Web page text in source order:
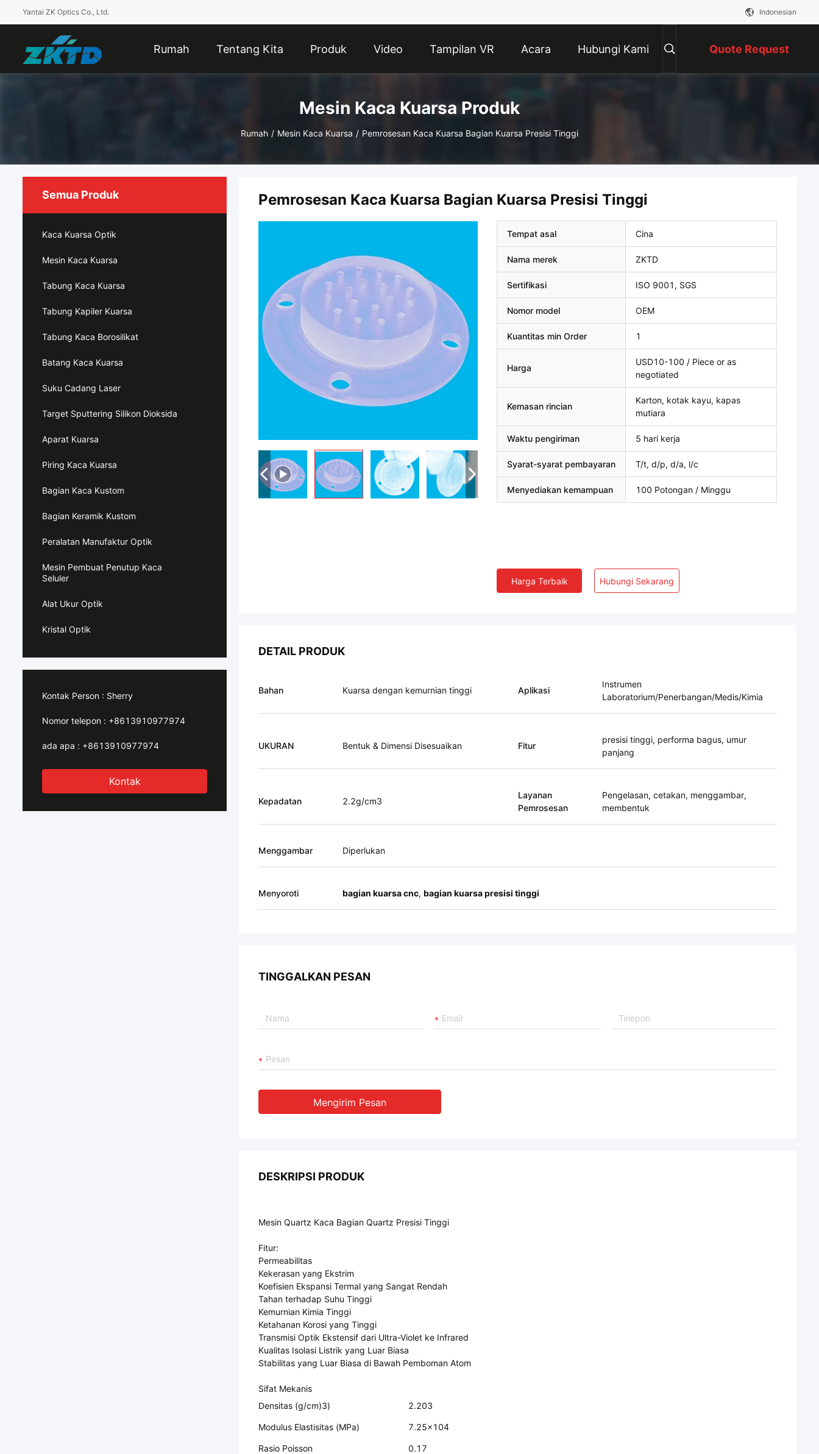
Yantai ZK Optics Co., Ltd. Indonesian
Rumah Tentang Kita Produk Video Tampilan VR Acara Hubungi Kami Quote Request
Mesin Kaca Kuarsa Produk
Rumah / Mesin Kaca Kuarsa / Pemrosesan Kaca Kuarsa Bagian Kuarsa Presisi Tinggi
Semua Produk
Kaca Kuarsa Optik
Mesin Kaca Kuarsa
Tabung Kaca Kuarsa
Tabung Kapiler Kuarsa
Tabung Kaca Borosilikat
Batang Kaca Kuarsa
Suku Cadang Laser
Target Sputtering Silikon Dioksida
Aparat Kuarsa
Piring Kaca Kuarsa
Bagian Kaca Kustom
Bagian Keramik Kustom
Peralatan Manufaktur Optik
Mesin Pembuat Penutup Kaca
Seluler
Alat Ukur Optik
Kristal Optik
Kontak Person : Sherry
Nomor telepon : +8613910977974
ada apa : +8613910977974
Kontak
Pemrosesan Kaca Kuarsa Bagian Kuarsa Presisi Tinggi
Tempat asal Cina
Nama merek ZKTD
Sertifikasi ISO 9001, SGS
Nomor model OEM
Kuantitas min Order 1
Harga
USD10-100 / Piece or as
negotiated
Kemasan rincian
Karton, kotak kayu, kapas
mutiara
Waktu pengiriman 5 hari kerja
Syarat-syarat pembayaran T/t, d/p, d/a, l/c
Menyediakan kemampuan 100 Potongan / Minggu
Harga Terbaik Hubungi Sekarang
DETAIL PRODUK
Bahan Kuarsa dengan kemurnian tinggi Aplikasi
Instrumen
Laboratorium/Penerbangan/Medis/Kimia
UKURAN Bentuk & Dimensi Disesuaikan Fitur
presisi tinggi, performa bagus, umur
panjang
Kepadatan 2.2g/cm3
Layanan
Pemrosesan
Pengelasan, cetakan, menggambar,
membentuk
Menggambar Diperlukan
Menyoroti bagian kuarsa cnc, bagian kuarsa presisi tinggi
TINGGALKAN PESAN
Mengirim Pesan
DESKRIPSI PRODUK
Mesin Quartz Kaca Bagian Quartz Presisi Tinggi
Fitur:
Permeabilitas
Kekerasan yang Ekstrim
Koefisien Ekspansi Termal yang Sangat Rendah
Tahan terhadap Suhu Tinggi
Kemurnian Kimia Tinggi
Ketahanan Korosi yang Tinggi
Transmisi Optik Ekstensif dari Ultra-Violet ke Infrared
Kualitas Isolasi Listrik yang Luar Biasa
Stabilitas yang Luar Biasa di Bawah Pemboman Atom
Sifat Mekanis
Densitas (g/cm)3) 2.203
Modulus Elastisitas (MPa) 7.25x104
Rasio Poisson 0.17